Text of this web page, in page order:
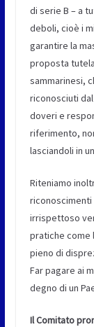
di serie B – a
deboli, cioè i
garantire la
proposta
sammarinesi,
riconosciuti
doveri e
riferimento,
lasciandoli in
Riteniamo
riconoscimenti
irrispettoso
pratiche come
pieno di
Far pagare ai
degno di un
Il Comitato